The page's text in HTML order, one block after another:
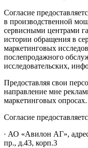
Согласие
в производственной
сервисными центрами
истории обращения в
маркетинговых
послепродажного
исследовательских,
Предоставляя свои
направление мне
маркетинговых опросах.
Согласие
∙ АО «Авилон АГ»,
пр., д.43, корп.3